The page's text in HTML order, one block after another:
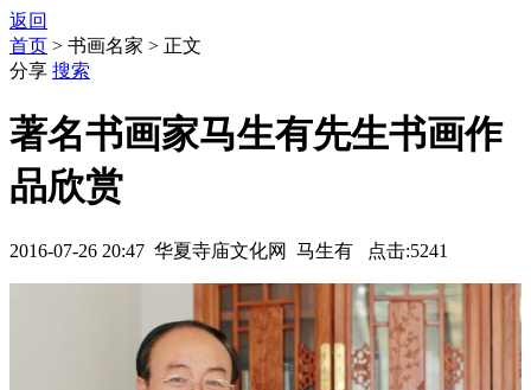
返回
首页 > 书画名家 > 正文
分享 搜索
著名书画家马生有先生书画作
品欣赏
2016-07-26 20:47 华夏寺庙文化网 马生有 点击:5241